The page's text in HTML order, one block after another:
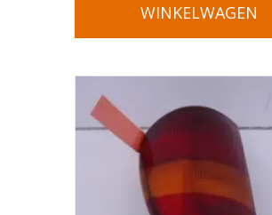
WINKELWAGEN